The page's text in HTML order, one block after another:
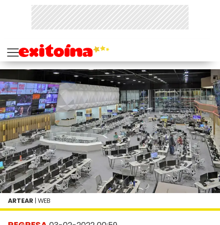
ARTEAR | WEB